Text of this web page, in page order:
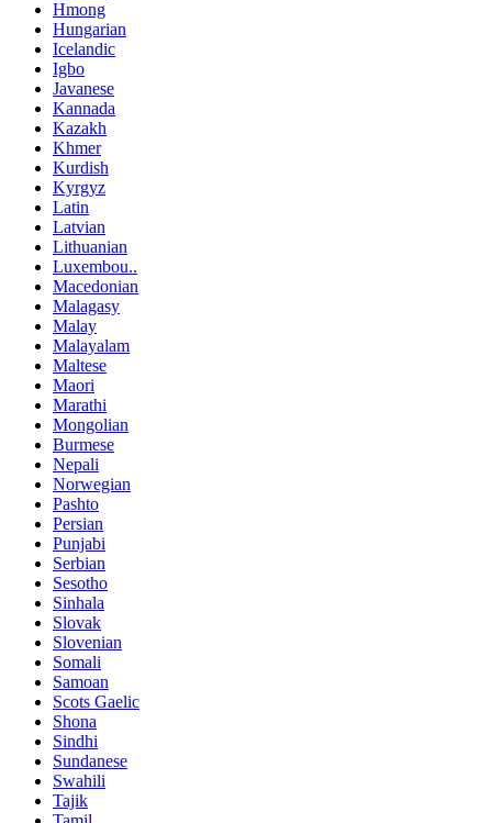
Hmong
Hungarian
Icelandic
Igbo
Javanese
Kannada
Kazakh
Khmer
Kurdish
Kyrgyz
Latin
Latvian
Lithuanian
Luxembou..
Macedonian
Malagasy
Malay
Malayalam
Maltese
Maori
Marathi
Mongolian
Burmese
Nepali
Norwegian
Pashto
Persian
Punjabi
Serbian
Sesotho
Sinhala
Slovak
Slovenian
Somali
Samoan
Scots Gaelic
Shona
Sindhi
Sundanese
Swahili
Tajik